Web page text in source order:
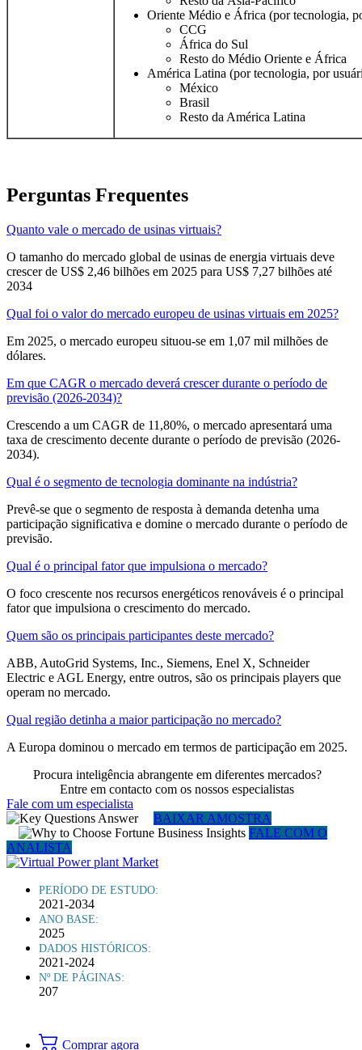
Oriente Médio e África (por tecnologia,
CCG
África do Sul
Resto do Médio Oriente e África
América Latina (por tecnologia, por
México
Brasil
Resto da América Latina
Perguntas Frequentes
Quanto vale o mercado de usinas virtuais?
O tamanho do mercado global de usinas de energia virtuais deve
crescer de US$ 2,46 bilhões em 2025 para US$ 7,27 bilhões até
2034
Qual foi o valor do mercado europeu de usinas virtuais em 2025?
Em 2025, o mercado europeu situou-se em 1,07 mil milhões de
dólares.
Em que CAGR o mercado deverá crescer durante o período de
previsão (2026-2034)?
Crescendo a um CAGR de 11,80%, o mercado apresentará uma
taxa de crescimento decente durante o período de previsão (2026-
2034).
Qual é o segmento de tecnologia dominante na indústria?
Prevê-se que o segmento de resposta à demanda detenha uma
participação significativa e domine o mercado durante o período de
previsão.
Qual é o principal fator que impulsiona o mercado?
O foco crescente nos recursos energéticos renováveis ​​é o principal
fator que impulsiona o crescimento do mercado.
Quem são os principais participantes deste mercado?
ABB, AutoGrid Systems, Inc., Siemens, Enel X, Schneider
Electric e AGL Energy, entre outros, são os principais players que
operam no mercado.
Qual região detinha a maior participação no mercado?
A Europa dominou o mercado em termos de participação em 2025.
Procura inteligência abrangente em diferentes mercados?
Entre em contacto com os nossos especialistas
Fale com um especialista
BAIXAR AMOSTRA
FALE COM O
ANALISTA
PERÍODO DE ESTUDO:
2021-2034
ANO BASE:
2025
DADOS HISTÓRICOS:
2021-2024
Nº DE PÁGINAS:
207
Comprar agora